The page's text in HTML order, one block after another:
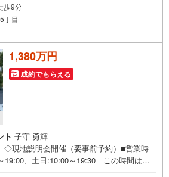
歩9分
丁目
1,380万円
成約でもらえる
ト 子守 勇輝
◇現地説明会開催（要事前予約）■営業時
19:00、土日:10:00～19:30 この時間はお